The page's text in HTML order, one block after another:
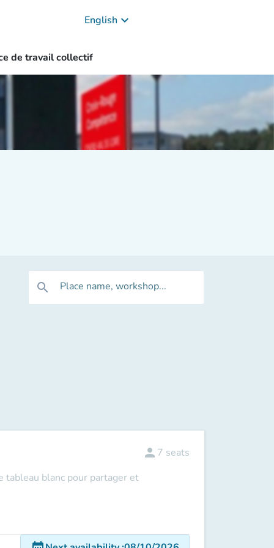
English keyboard_arrow_down
de travail collectif
search Place name, workshop...
tableau blanc pour partager et
person 7 seats